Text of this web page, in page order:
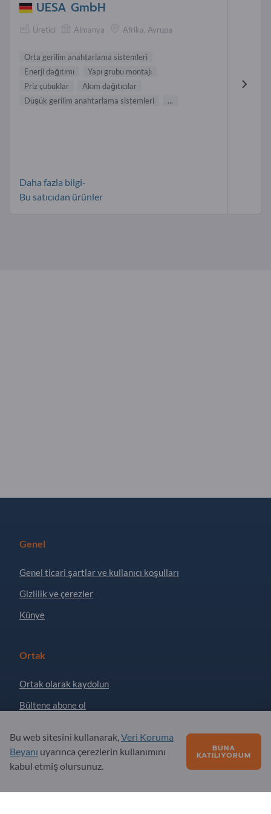
UESA GmbH
Üretici Almanya Afrika, Avrupa
Orta gerilim anahtarlama sistemleri
Enerji dağıtımı
Yapı grubu montajı
Priz çubuklar
Akım dağıtıcılar
Düşük gerilim anahtarlama sistemleri
...
Daha fazla bilgi-
Bu satıcıdan ürünler
Genel
Genel ticari şartlar ve kullanıcı koşulları
Gizlilik ve çerezler
Künye
Ortak
Ortak olarak kaydolun
Bültene abone ol
Hizmet teklifimiz
Bu web sitesini kullanarak,Veri Koruma
Beyanı uyarınca çerezlerin kullanımını
kabul etmiş olursunuz.
BUNA
KATILIYORUM